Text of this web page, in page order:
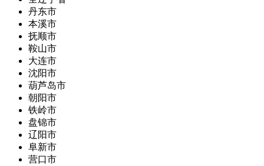
丹东市
本溪市
抚顺市
鞍山市
大连市
沈阳市
葫芦岛市
朝阳市
铁岭市
盘锦市
辽阳市
阜新市
营口市